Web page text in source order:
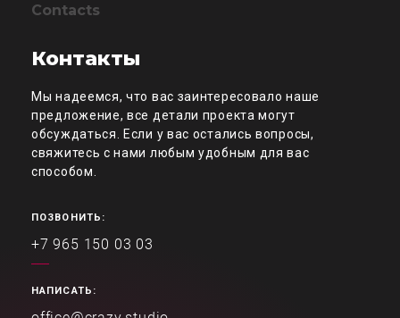
Contacts
Контакты
Мы надеемся, что вас заинтересовало наше
предложение, все детали проекта могут
обсуждаться. Если у вас остались вопросы,
свяжитесь с нами любым удобным для вас
способом.
ПОЗВОНИТЬ:
+7 965 150 03 03
НАПИСАТЬ: